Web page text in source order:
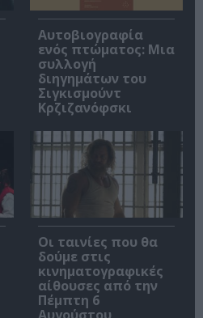
Αυτοβιογραφία
ενός πτώματος: Μια
συλλογή
διηγημάτων του
Σιγκισμούντ
Κρζιζανόφσκι
Οι ταινίες που θα
δούμε στις
κινηματογραφικές
αίθουσες από την
Πέμπτη 6
Αυγούστου